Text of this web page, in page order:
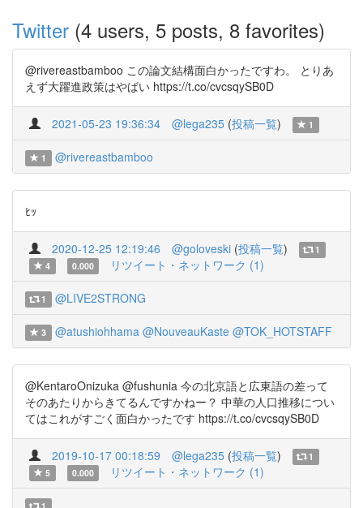
Twitter (4 users, 5 posts, 8 favorites)
@rivereastbamboo この論文結構面白かったですわ。 とりあ
えず大躍進政策はやばい https://t.co/cvcsqySB0D
2021-05-23 19:36:34 @lega235 (投稿一覧) 1
1 @rivereastbamboo
ﾋｯ
2020-12-25 12:19:46 @goloveski (投稿一覧)
1
4
0.000 リツイート・ネットワーク (1)
1 @LIVE2STRONG
3 @atushiohhama @NouveauKaste @TOK_HOTSTAFF
@KentaroOnizuka @fushunia 今の北京語と広東語の差って
そのあたりからきてるんですかねー？ 中華の人口推移につい
てはこれがすごく面白かったです https://t.co/cvcsqySB0D
2019-10-17 00:18:59 @lega235 (投稿一覧)
1
5
0.000 リツイート・ネットワーク (1)